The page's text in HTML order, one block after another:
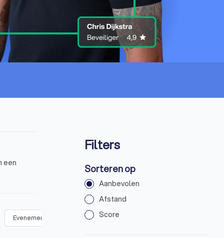
een
Evenementenbeveiliging(10
Filters
Sorteren op
Aanbevolen
Afstand
Score